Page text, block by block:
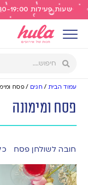
שעות פעילות 9:30-19:00 בחנות | משלוח חינם מעל 299 ש"ח
עמוד הבית /חגים /פסח
פסח ומימונה
חובה לשולחן פסח